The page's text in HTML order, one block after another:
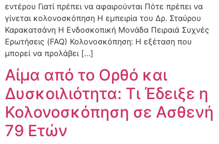
εντέρου Γιατί πρέπει να αφαιρούνται Πότε πρέπει να
γίνεται κολονοσκόπηση Η εμπειρία του Δρ. Σταύρου
Καρακατσάνη Η Ενδοσκοπική Μονάδα Πειραιά Συχνές
Ερωτήσεις (FAQ) Κολονοσκόπηση: Η εξέταση που
μπορεί να προλάβει […]
Αίμα από το Ορθό και
Δυσκοιλιότητα: Τι Έδειξε η
Κολονοσκόπηση σε Ασθενή
79 Ετών